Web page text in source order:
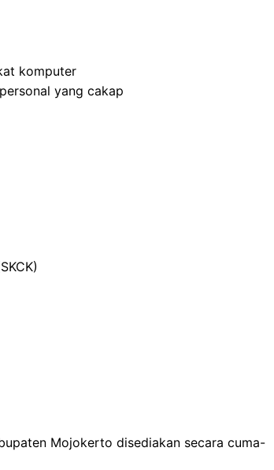
komputer
yang cakap
Mojokerto disediakan secara cuma-